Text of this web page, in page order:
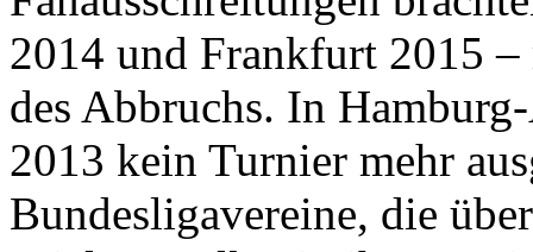
2014 und Frankfurt 2015 –
des Abbruchs. In
2013 kein Turnier mehr
Bundesligavereine, die